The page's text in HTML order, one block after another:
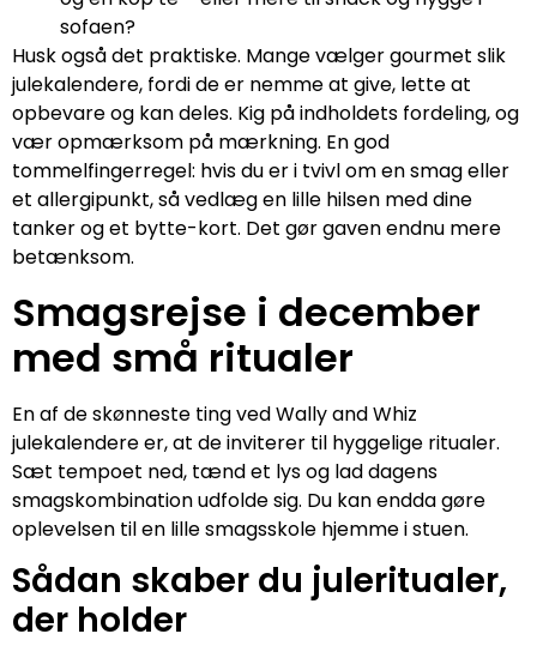
sofaen?
Husk også det praktiske. Mange vælger gourmet slik
julekalendere, fordi de er nemme at give, lette at
opbevare og kan deles. Kig på indholdets fordeling, og
vær opmærksom på mærkning. En god
tommelfingerregel: hvis du er i tvivl om en smag eller
et allergipunkt, så vedlæg en lille hilsen med dine
tanker og et bytte-kort. Det gør gaven endnu mere
betænksom.
Smagsrejse i december
med små ritualer
En af de skønneste ting ved Wally and Whiz
julekalendere er, at de inviterer til hyggelige ritualer.
Sæt tempoet ned, tænd et lys og lad dagens
smagskombination udfolde sig. Du kan endda gøre
oplevelsen til en lille smagsskole hjemme i stuen.
Sådan skaber du juleritualer,
der holder